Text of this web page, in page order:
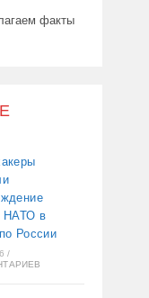
факты
НАТО в
России
/